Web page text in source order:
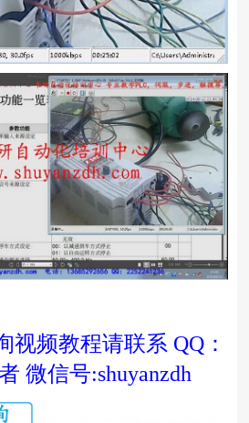
视频教程请联系 QQ：
微信号:shuyanzdh